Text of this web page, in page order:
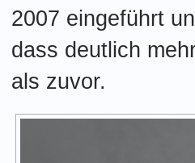
2007 eingeführt
dass deutlich
als zuvor.